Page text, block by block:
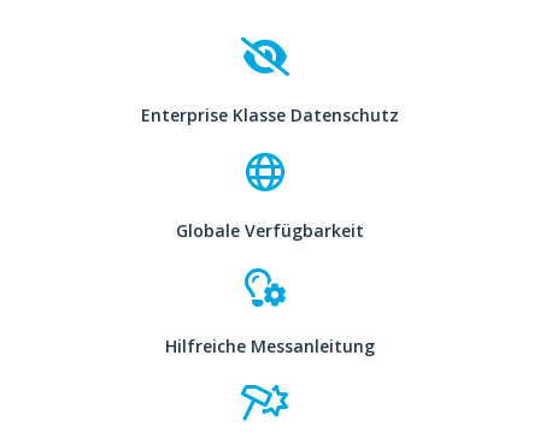
einen sorgenfreien Einsatz.
Enterprise Klasse Datenschutz
Globale Verfügbarkeit
Hilfreiche Messanleitung